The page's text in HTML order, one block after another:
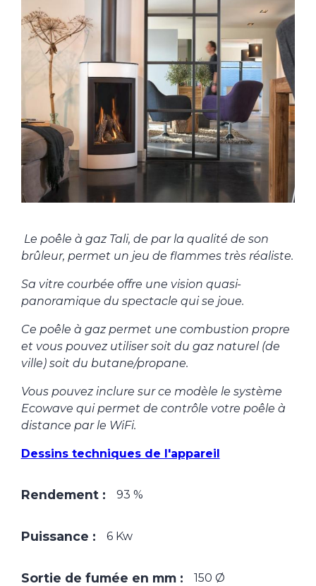
Le poêle à gaz Tali, de par la qualité de son
brûleur, permet un jeu de flammes très réaliste.
Sa vitre courbée offre une vision quasi-
panoramique du spectacle qui se joue.
Ce poêle à gaz permet une combustion propre
et vous pouvez utiliser soit du gaz naturel (de
ville) soit du butane/propane.
Vous pouvez inclure sur ce modèle le système
Ecowave qui permet de contrôle votre poêle à
distance par le WiFi.
Dessins techniques de l'appareil
Rendement : 93 %
Puissance : 6 Kw
Sortie de fumée en mm : 150 Ø